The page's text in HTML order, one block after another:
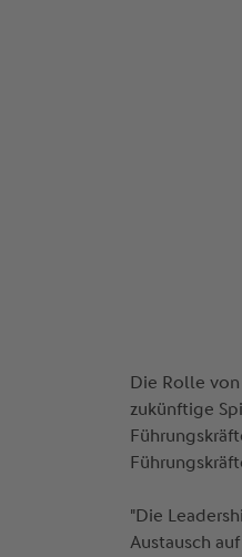
Die Rolle
zukünftige
"Die
Austausch